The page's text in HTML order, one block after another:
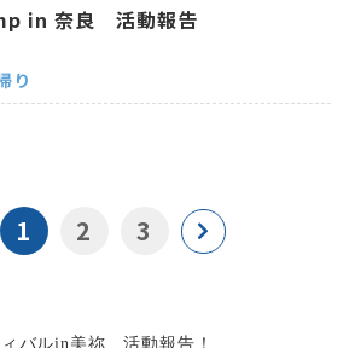
in 奈良 活動報告
り
1 2 3